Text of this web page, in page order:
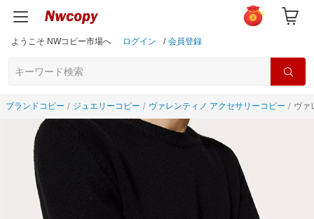
ようこそ NWコピー市場へ ログイン / 会員登録
ブランドコピー ジュエリーコピー ヴァレンティノ アクセサリーコピー ヴァ